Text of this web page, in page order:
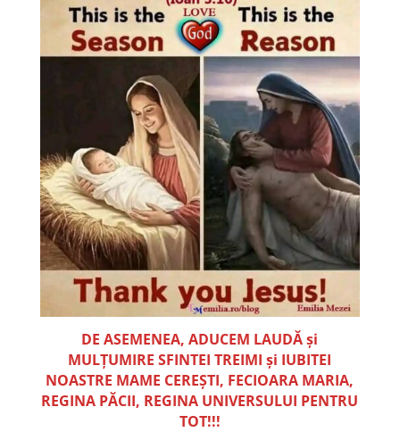
DE ASEMENEA, ADUCEM LAUDĂ și
MULȚUMIRE SFINTEI TREIMI și IUBITEI
NOASTRE MAME CEREȘTI, FECIOARA MARIA,
REGINA PĂCII, REGINA UNIVERSULUI PENTRU
TOT!!!